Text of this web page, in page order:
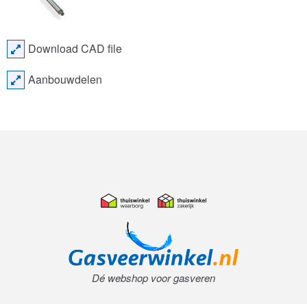
Download CAD file
Aanbouwdelen
Dé webshop voor gasveren